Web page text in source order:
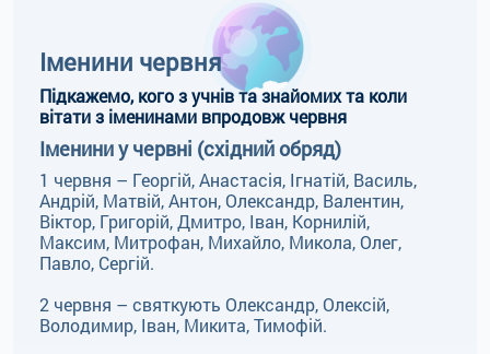
Іменини червня
Підкажемо, кого з учнів та знайомих та коли
вітати з іменинами впродовж червня
Іменини у червні (східний обряд)
1 червня – Георгій, Анастасія, Ігнатій, Василь,
Андрій, Матвій, Антон, Олександр, Валентин,
Віктор, Григорій, Дмитро, Іван, Корнилій,
Максим, Митрофан, Михайло, Микола, Олег,
Павло, Сергій.
2 червня – святкують Олександр, Олексій,
Володимир, Іван, Микита, Тимофій.